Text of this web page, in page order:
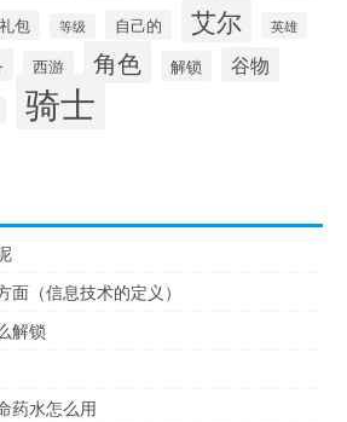
礼包 等级 自己的 艾尔 英雄
西游 角色 解锁 谷物
骑士
（信息技术的定义）
解锁
药水怎么用